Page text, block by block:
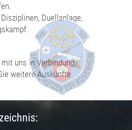
Duellanlage,
uns in Verbindung,
weitere Auskünfte.